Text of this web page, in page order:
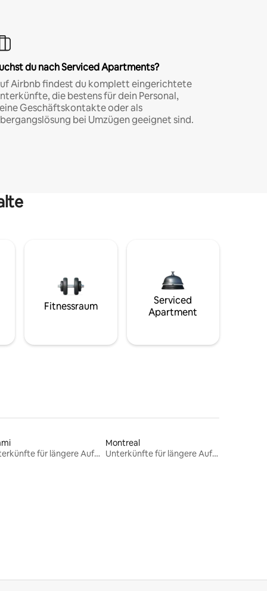
du nach Serviced Apartments?
Airbnb findest du komplett eingerichtete
die bestens für dein Personal,
Geschäftskontakte oder als
bei Umzügen geeignet sind.
Fitnessraum
Serviced
Apartment
Unterkünfte für längere Aufenthalte
Montreal
Unterkünfte für längere Aufenthalte